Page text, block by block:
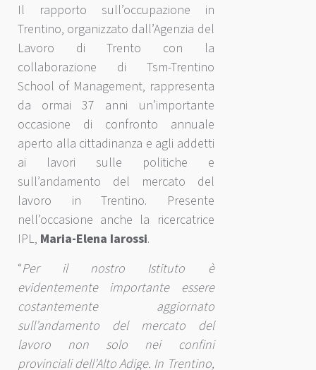
Il rapporto sull’occupazione in
Trentino, organizzato dall’Agenzia del
Lavoro di Trento con la
collaborazione di Tsm-Trentino
School of Management, rappresenta
da ormai 37 anni un’importante
occasione di confronto annuale
aperto alla cittadinanza e agli addetti
ai lavori sulle politiche e
sull’andamento del mercato del
lavoro in Trentino. Presente
nell’occasione anche la ricercatrice
IPL, Maria-Elena Iarossi.
“Per il nostro Istituto è
evidentemente importante essere
costantemente aggiornato
sull’andamento del mercato del
lavoro non solo nei confini
provinciali dell’Alto Adige. In Trentino,